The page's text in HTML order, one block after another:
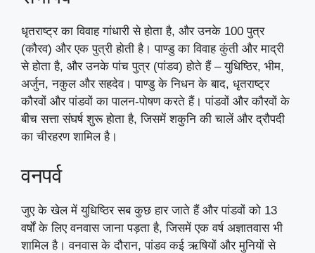
धृतराष्ट्र का विवाह गांधारी से होता है, और उनके 100 पुत्र
(कौरव) और एक पुत्री होती है। पाण्डु का विवाह कुंती और माद्री
से होता है, और उनके पांच पुत्र (पांडव) होते हैं – युधिष्ठिर, भीम,
अर्जुन, नकुल और सहदेव। पाण्डु के निधन के बाद, धृतराष्ट्र
कौरवों और पांडवों का पालन-पोषण करते हैं। पांडवों और कौरवों के
बीच सत्ता संघर्ष शुरू होता है, जिसमें शकुनि की चालें और द्रौपदी
का चीरहरण शामिल है।
वनपर्व
जुए के खेल में युधिष्ठिर सब कुछ हार जाते हैं और पांडवों को 13
वर्षों के लिए वनवास जाना पड़ता है, जिसमें एक वर्ष अज्ञातवास भी
शामिल है। वनवास के दौरान, पांडव कई ऋषियों और मुनियों से